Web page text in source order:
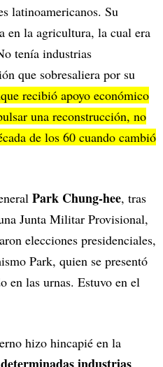
latinoamericanos. Su
en la agricultura, la cual era
tenía industrias
que sobresaliera por su
recibió apoyo económico
una reconstrucción, no
de los 60 cuando cambió
Park Chung-hee, tras
Junta Militar Provisional,
elecciones presidenciales,
Park, quien se presentó
en las urnas. Estuvo en el
hizo hincapié en la